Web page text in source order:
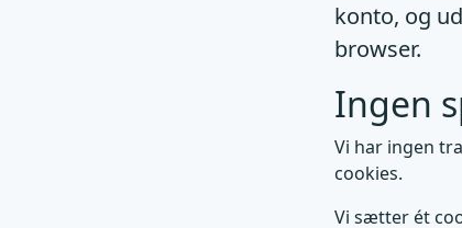
konto, og
browser.
Ingen
Vi har ingen
cookies.
Vi sætter ét